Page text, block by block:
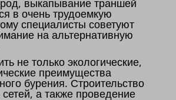
выкапывание траншей
в очень трудоемкую
специалисты советуют
на альтернативную
не только экологические,
преимущества
бурения. Строительство
а также проведение